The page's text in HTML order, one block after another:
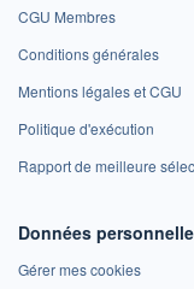
CGU Membres
Conditions générales
Mentions légales et CGU
Politique d'exécution
Rapport de meilleure
Données
Gérer mes cookies